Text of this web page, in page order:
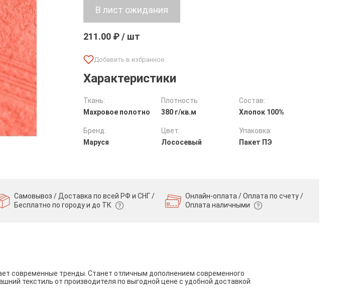
211.00 ₽ / шт
Характеристики
Ткань:
Махровое полотно
Плотность:
380 г/кв.м
Состав:
Хлопок 100%
Бренд:
Маруся
Цвет:
Лососевый
Упаковка:
Пакет ПЭ
Самовывоз / Доставка по всей РФ и СНГ /
Бесплатно по городу и до ТК
Онлайн-оплата / Оплата по счету /
Оплата наличными
современные тренды. Станет отличным дополнением современного
текстиль от производителя по выгодной цене с удобной доставкой